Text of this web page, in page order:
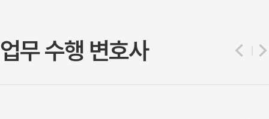
업무 수행 변호사